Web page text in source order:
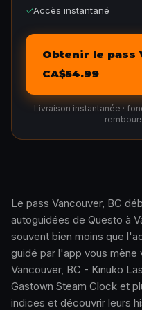
✓Accès instantané
Obtenir le pass
CA$54.99
Livraison instantanée ·
Le pass Vancouver, BC
autoguidées de Questo à
souvent bien moins que
guidé par l'app vous mène
Vancouver, BC - Kinuko
Gastown Steam Clock et
indices et découvrir leurs